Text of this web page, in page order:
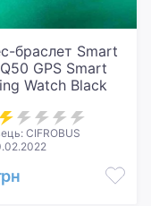
браслет Smart
GPS Smart
Watch Black
CIFROBUS